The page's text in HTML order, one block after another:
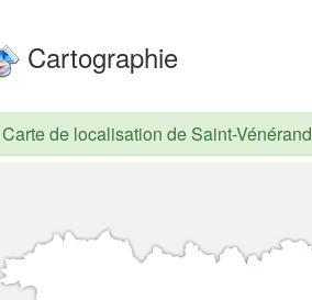
Cartographie
Carte de localisation de Saint-Vénérand